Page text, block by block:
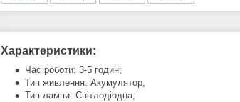
Характеристики:
Час роботи: 3-5 годин;
Тип живлення: Акумулятор;
Тип лампи: Світлодіодна;